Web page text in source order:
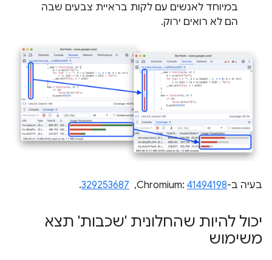
במיוחד לאנשים עם לקות בראיית צבעים שבה
הם לא רואים ירוק.
בעיה ב-Chromium:41494198
, ‏
329253687
.
יכול להיות שהחלונית 'שכבות' תצא
משימוש